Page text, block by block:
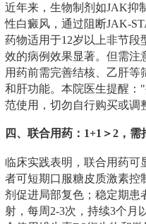
近年来，生物制剂如JAK抑
性白癜风，通过阻断JAK-
药物适用于12岁以上非节
效的病例效果显著。但需注
用药前需完善结核、乙肝
和肝功能。本院医生提醒：
范使用，切勿自行购买或调
四、联合用药：1+1＞2，需
临床实践表明，联合用药可
者可短期口服糖皮质激素控
剂促进局部复色；稳定期患
射，每周2-3次，持续3个月